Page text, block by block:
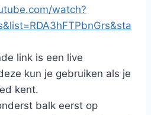
watch?
link is een live
kun je gebruiken als je
kent.
balk eerst op